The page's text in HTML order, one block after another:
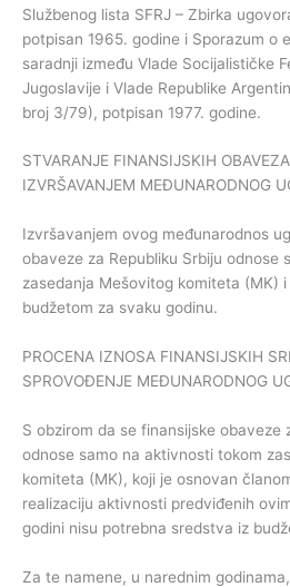
Službenog lista SFRJ – Zbirka
potpisan 1965. godine i Sporazum o
saradnji između Vlade Socijalističke
Jugoslavije i Vlade Republike
broj 3/79), potpisan 1977. godine.
STVARANJE FINANSIJSKIH
IZVRŠAVANJEM MEĐUNARODNOG
Izvršavanjem ovog međunarodnos
obaveze za Republiku Srbiju odnose
zasedanja Mešovitog komiteta (MK)
budžetom za svaku godinu.
PROCENA IZNOSA FINANSIJSKIH
SPROVOĐENJE MEĐUNARODNOG
S obzirom da se finansijske obaveze
odnose samo na aktivnosti tokom
komiteta (MK), koji je osnovan
realizaciju aktivnosti predviđenih
godini nisu potrebna sredstva iz
Za te namene, u narednim